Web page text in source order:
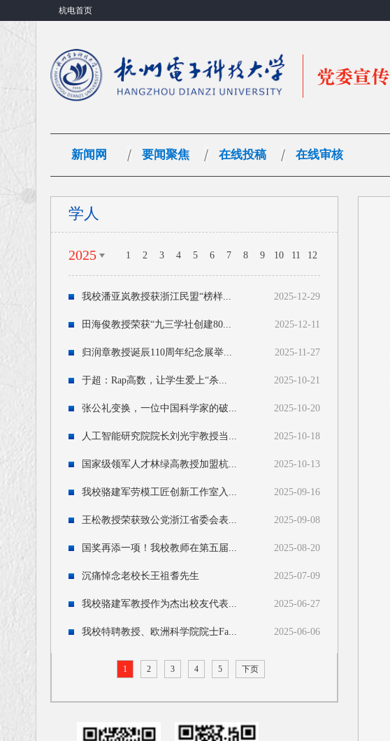
杭电首页
新闻网 要闻聚焦 在线投稿 在线审核
学人
2025 1 2 3 4 5 6 7 8 9 10 11 12
我校潘亚岚教授获浙江民盟“榜样... 2025-12-29
田海俊教授荣获“九三学社创建80... 2025-12-11
归润章教授诞辰110周年纪念展举... 2025-11-27
于超：Rap高数，让学生爱上“杀... 2025-10-21
张公礼变换，一位中国科学家的破... 2025-10-20
人工智能研究院院长刘光宇教授当... 2025-10-18
国家级领军人才林绿高教授加盟杭... 2025-10-13
我校骆建军劳模工匠创新工作室入... 2025-09-16
王松教授荣获致公党浙江省委会表... 2025-09-08
国奖再添一项！我校教师在第五届... 2025-08-20
沉痛悼念老校长王祖耆先生 2025-07-09
我校骆建军教授作为杰出校友代表... 2025-06-27
我校特聘教授、欧洲科学院院士Fa... 2025-06-06
1 2 3 4 5 下页